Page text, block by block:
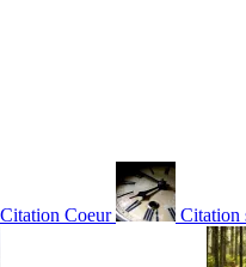
Citation Coeur Citation